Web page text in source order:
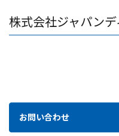
株式会社ジャパンデ
お問い合わせ